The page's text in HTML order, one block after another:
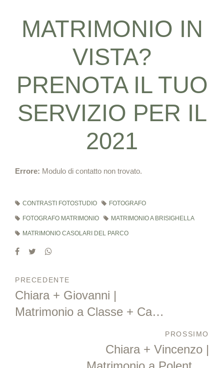
MATRIMONIO IN
VISTA?
PRENOTA IL TUO
SERVIZIO PER IL
2021
Errore: Modulo di contatto non trovato.
CONTRASTI FOTOSTUDIO FOTOGRAFO
FOTOGRAFO MATRIMONIO MATRIMONIO A BRISIGHELLA
MATRIMONIO CASOLARI DEL PARCO
PRECEDENTE
Chiara + Giovanni |
Matrimonio a Classe + Casa
PROSSIMO
Chiara + Vincenzo |